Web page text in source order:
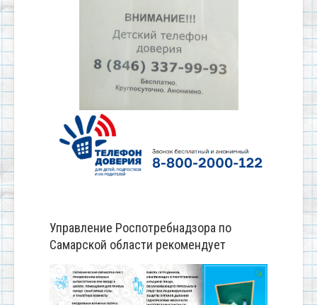
Управление Роспотребнадзора по
Самарской области рекомендует